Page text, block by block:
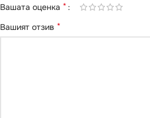
Вашата оценка *
Вашият отзив *